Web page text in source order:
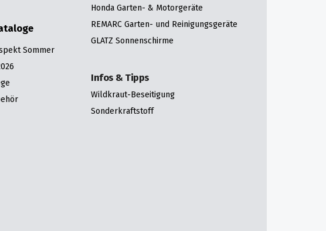
Sommer
Honda Garten- & Motorgeräte
REMARC Garten- und Reinigungsgeräte
GLATZ Sonnenschirme
Infos & Tipps
Wildkraut-Beseitigung
Sonderkraftstoff